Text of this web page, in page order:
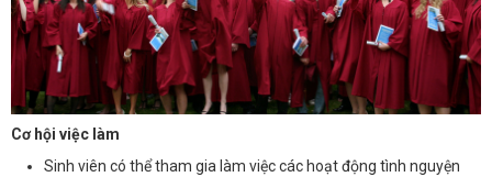
Cơ hội việc làm
Sinh viên có thể tham gia làm việc các hoạt động tình nguyện